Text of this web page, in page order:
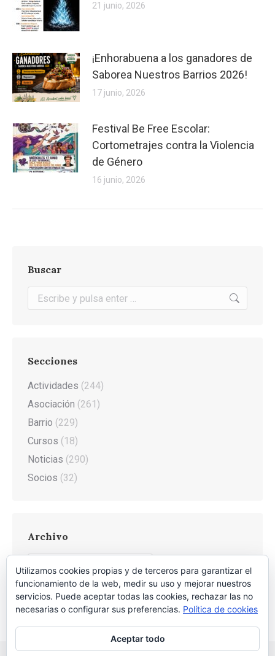
21 junio, 2026
¡Enhorabuena a los ganadores de
Saborea Nuestros Barrios 2026!
17 junio, 2026
Festival Be Free Escolar:
Cortometrajes contra la Violencia
de Género
16 junio, 2026
Buscar
Buscar:
Secciones
Actividades (244)
Asociación (261)
Barrio (229)
Cursos (18)
Noticias (290)
Socios (32)
Archivo
Utilizamos cookies propias y de terceros para garantizar el
funcionamiento de la web, medir su uso y mejorar nuestros
servicios. Puede aceptar todas las cookies, rechazar las no
necesarias o configurar sus preferencias. Política de cookies
Aceptar todo